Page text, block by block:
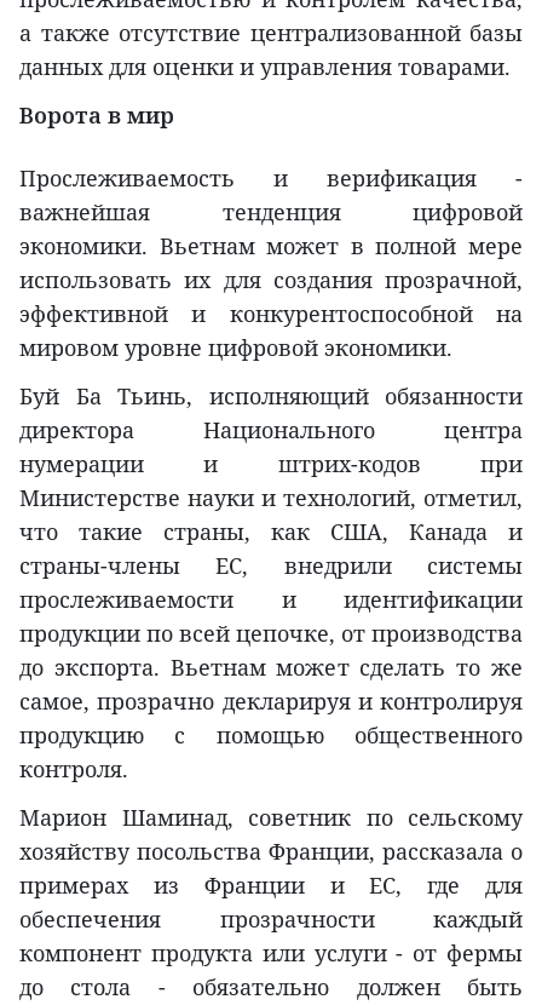
а также отсутствие централизованной базы
данных для оценки и управления товарами.
Ворота в мир
Прослеживаемость и верификация -
важнейшая тенденция цифровой
экономики. Вьетнам может в полной мере
использовать их для создания прозрачной,
эффективной и конкурентоспособной на
мировом уровне цифровой экономики.
Буй Ба Тьинь, исполняющий обязанности
директора Национального центра
нумерации и штрих-кодов при
Министерстве науки и технологий, отметил,
что такие страны, как США, Канада и
страны-члены ЕС, внедрили системы
прослеживаемости и идентификации
продукции по всей цепочке, от производства
до экспорта. Вьетнам может сделать то же
самое, прозрачно декларируя и контролируя
продукцию с помощью общественного
контроля.
Марион Шаминад, советник по сельскому
хозяйству посольства Франции, рассказала о
примерах из Франции и ЕС, где для
обеспечения прозрачности каждый
компонент продукта или услуги - от фермы
до стола - обязательно должен быть